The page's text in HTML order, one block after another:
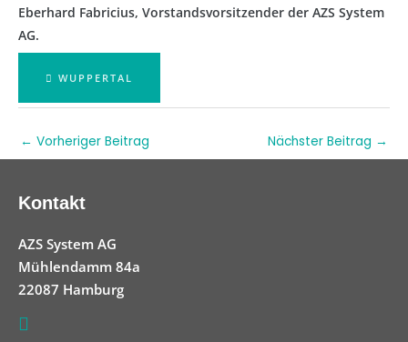
Eberhard Fabricius, Vorstandsvorsitzender der AZS System
AG.
WUPPERTAL
← Vorheriger Beitrag Nächster Beitrag →
Kontakt
AZS System AG
Mühlendamm 84a
22087 Hamburg